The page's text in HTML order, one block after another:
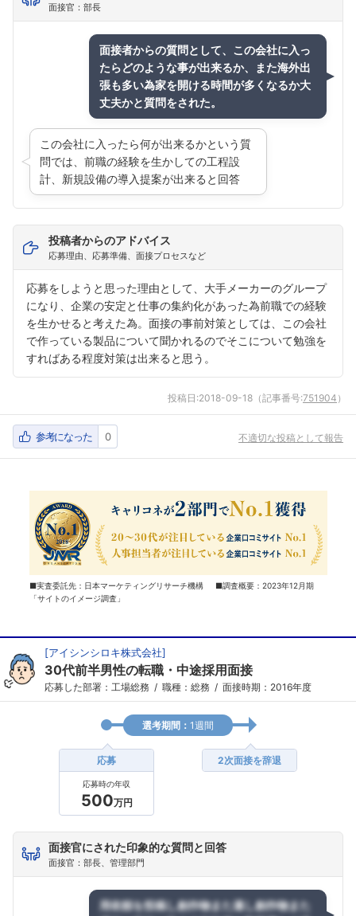
面接官：部長
面接者からの質問として、この会社に入っ
たらどのような事が出来るか、また海外出
張も多い為家を開ける時間が多くなるか大
丈夫かと質問をされた。
この会社に入ったら何が出来るかという質
問では、前職の経験を生かしての工程設
計、新規設備の導入提案が出来ると回答
投稿者からのアドバイス
応募理由、応募準備、面接プロセスなど
応募をしようと思った理由として、大手メーカーのグループ
になり、企業の安定と仕事の集約化があった為前職での経験
を生かせると考えた為。面接の事前対策としては、この会社
で作っている製品について聞かれるのでそこについて勉強を
すればある程度対策は出来ると思う。
投稿日:2018-09-18 （記事番号:751904 ）
参考になった 0 不適切な投稿として報告
■実査委託先：日本マーケティングリサーチ機構 ■調査概要：2023年12月期
「サイトのイメージ調査」
[アイシンシロキ株式会社]
30代前半男性の転職・中途採用面接
応募した部署：工場総務 職種：総務 面接時期：2016年度
選考期間： 1週間
応募
応募時の年収
500万円
2次面接を辞退
面接官にされた印象的な質問と回答
面接官：部長、管理部門